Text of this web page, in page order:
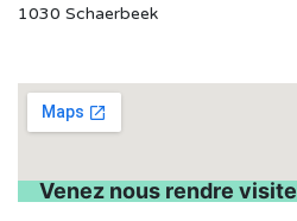
1030 Schaerbeek
Venez nous rendre visite